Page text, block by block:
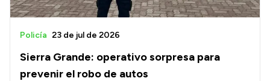
Sierra Grande: operativo sorpresa para
prevenir el robo de autos
Policía 23 de jul de 2026